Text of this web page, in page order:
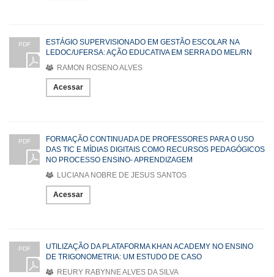
PDF
ESTÁGIO SUPERVISIONADO EM GESTÃO ESCOLAR NA
LEDOC/UFERSA: AÇÃO EDUCATIVA EM SERRA DO MEL/RN
RAMON ROSENO ALVES
Acessar
PDF
FORMAÇÃO CONTINUADA DE PROFESSORES PARA O USO
DAS TIC E MÍDIAS DIGITAIS COMO RECURSOS PEDAGÓGICOS
NO PROCESSO ENSINO- APRENDIZAGEM
LUCIANA NOBRE DE JESUS SANTOS
Acessar
PDF
UTILIZAÇÃO DA PLATAFORMA KHAN ACADEMY NO ENSINO
DE TRIGONOMETRIA: UM ESTUDO DE CASO
REURY RABYNNE ALVES DA SILVA